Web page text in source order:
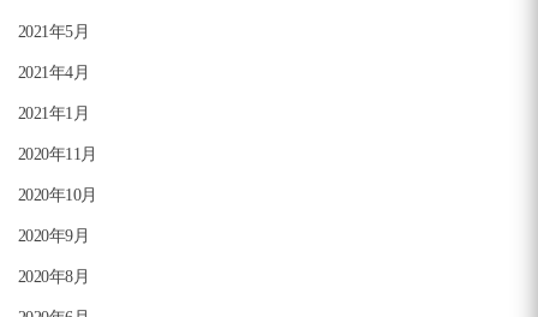
2021年5月
2021年4月
2021年1月
2020年11月
2020年10月
2020年9月
2020年8月